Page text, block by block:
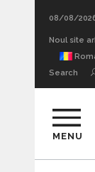
08/08/
Search
MENU